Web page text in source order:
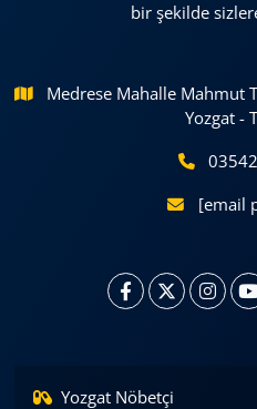
bir şekilde
Medrese Mahalle Mahmut
Yozgat -
[email
Yozgat Nöbetçi